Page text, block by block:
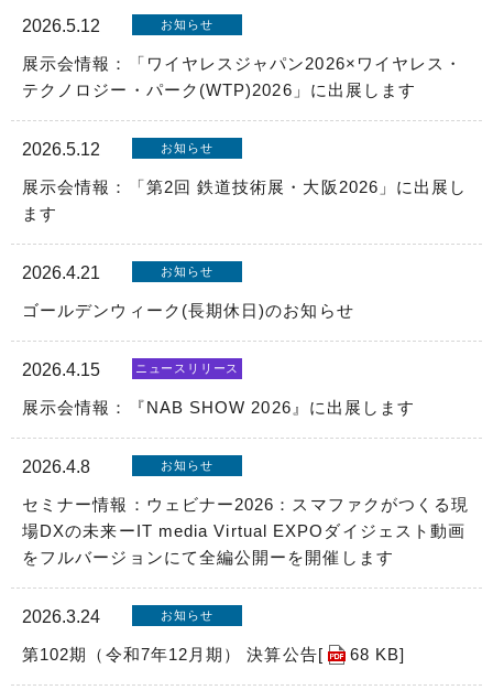
2026.5.12 お知らせ
展示会情報：「ワイヤレスジャパン2026×ワイヤレス・
テクノロジー・パーク(WTP)2026」に出展します
2026.5.12 お知らせ
展示会情報：「第2回 鉄道技術展・大阪2026」に出展し
ます
2026.4.21 お知らせ
ゴールデンウィーク(長期休日)のお知らせ
2026.4.15 ニュースリリース
展示会情報：『NAB SHOW 2026』に出展します
2026.4.8 お知らせ
セミナー情報：ウェビナー2026：スマファクがつくる現
場DXの未来ーIT media Virtual EXPOダイジェスト動画
をフルバージョンにて全編公開ーを開催します
2026.3.24 お知らせ
第102期（令和7年12月期） 決算公告[ 68 KB]